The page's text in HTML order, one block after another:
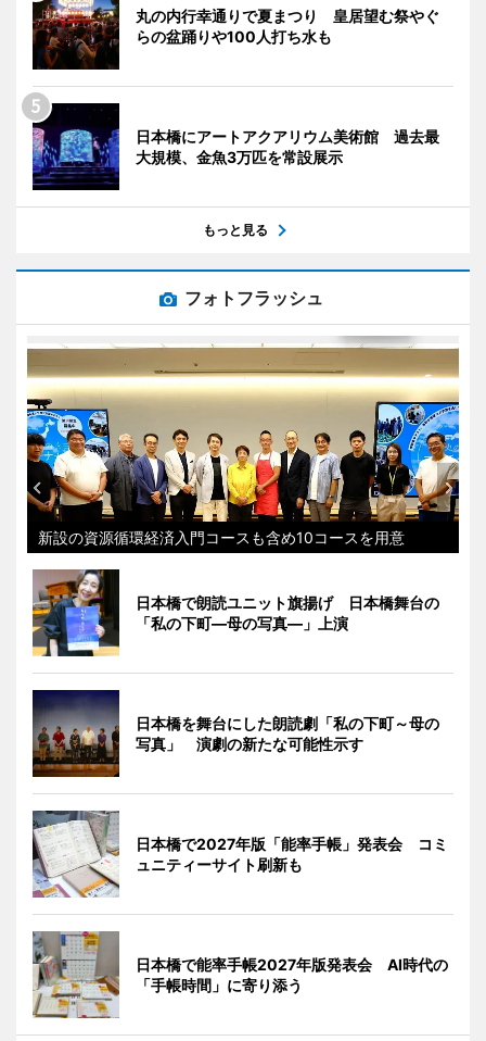
丸の内行幸通りで夏まつり 皇居望む祭やぐ
らの盆踊りや100人打ち水も
日本橋にアートアクアリウム美術館 過去最
大規模、金魚3万匹を常設展示
もっと見る
フォトフラッシュ
新設の資源循環経済入門コースも含め10コースを用意
日本橋で朗読ユニット旗揚げ 日本橋舞台の
「私の下町―母の写真―」上演
日本橋を舞台にした朗読劇「私の下町～母の
写真」 演劇の新たな可能性示す
日本橋で2027年版「能率手帳」発表会 コミ
ュニティーサイト刷新も
日本橋で能率手帳2027年版発表会 AI時代の
「手帳時間」に寄り添う